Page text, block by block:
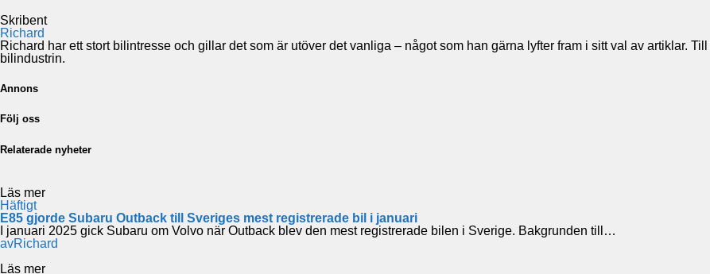
Skribent
Richard
Richard har ett stort bilintresse och gillar det som är utöver det vanliga – något som han gärna lyfter fram i sitt val av artiklar.
bilindustrin.
Annons
Följ oss
Relaterade nyheter
Läs mer
Häftigt
E85 gjorde Subaru Outback till Sveriges mest registrerade bil i januari
I januari 2025 gick Subaru om Volvo när Outback blev den mest registrerade bilen i Sverige. Bakgrunden till…
avRichard
Läs mer